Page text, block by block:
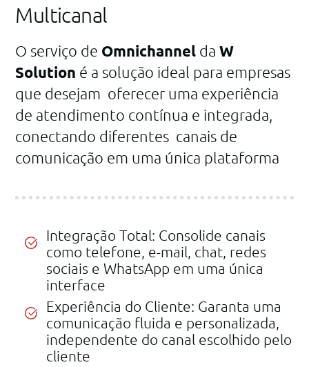
Multicanal
O serviço de Omnichannel daW
Solution é a solução ideal para empresas
que desejam oferecer uma experiência
de atendimento contínua e integrada,
conectando diferentes canais de
comunicação em uma única plataforma
Integração Total: Consolide canais
como telefone, e-mail, chat, redes
sociais e WhatsApp em uma única
interface
Experiência do Cliente: Garanta uma
comunicação fluida e personalizada,
independente do canal escolhido pelo
cliente